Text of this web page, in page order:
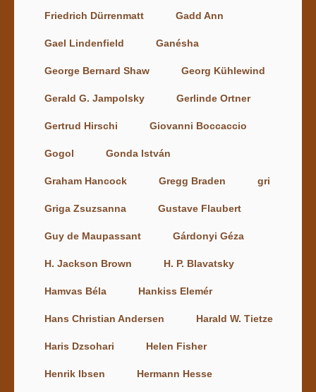
Friedrich Dürrenmatt Gadd Ann
Gael Lindenfield Ganésha
George Bernard Shaw Georg Kühlewind
Gerald G. Jampolsky Gerlinde Ortner
Gertrud Hirschi Giovanni Boccaccio
Gogol Gonda István
Graham Hancock Gregg Braden gri
Griga Zsuzsanna Gustave Flaubert
Guy de Maupassant Gárdonyi Géza
H. Jackson Brown H. P. Blavatsky
Hamvas Béla Hankiss Elemér
Hans Christian Andersen Harald W. Tietze
Haris Dzsohari Helen Fisher
Henrik Ibsen Hermann Hesse